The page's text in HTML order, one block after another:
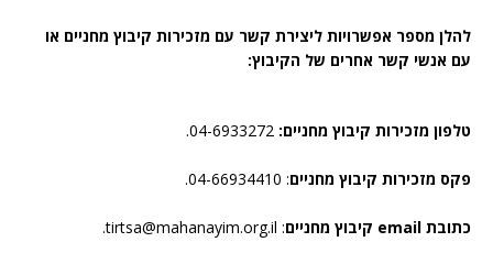
להלן מספר אפשרויות ליצירת קשר עם מזכירות קיבוץ מחניים או
עם אנשי קשר אחרים של הקיבוץ:
טלפון מזכירות קיבוץ מחניים: 04-6933272.
פקס מזכירות קיבוץ מחניים: 04-66934410.
כתובת email קיבוץ מחניים : tirtsa@mahanayim.org.il.